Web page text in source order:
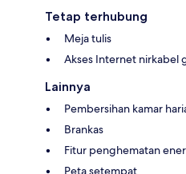
Tetap terhubung
Meja tulis
Akses Internet nirkabel
Lainnya
Pembersihan kamar
Brankas
Fitur penghematan
Peta setempat